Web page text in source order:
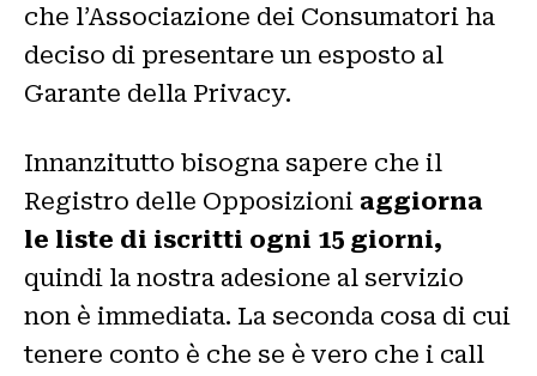
che l’Associazione dei Consumatori ha
deciso di presentare un esposto al
Garante della Privacy.
Innanzitutto bisogna sapere che il
Registro delle Opposizioni aggiorna
le liste di iscritti ogni 15 giorni,
quindi la nostra adesione al servizio
non è immediata. La seconda cosa di cui
tenere conto è che se è vero che i call